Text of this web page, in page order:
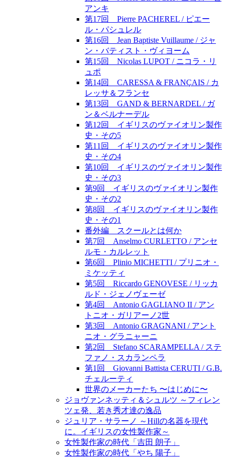
アンキ
第17回 Pierre PACHEREL / ピエー
ル・パシュレル
第16回 Jean Baptiste Vuillaume / ジャ
ン・バティスト・ヴィヨーム
第15回 Nicolas LUPOT / ニコラ・リ
ュポ
第14回 CARESSA & FRANÇAIS / カ
レッサ＆フランセ
第13回 GAND & BERNARDEL / ガ
ン＆ベルナーデル
第12回 イギリスのヴァイオリン製作
史・その5
第11回 イギリスのヴァイオリン製作
史・その4
第10回 イギリスのヴァイオリン製作
史・その3
第9回 イギリスのヴァイオリン製作
史・その2
第8回 イギリスのヴァイオリン製作
史・その1
番外編 スクールとは何か
第7回 Anselmo CURLETTO / アンセ
ルモ・カルレット
第6回 Plinio MICHETTI / プリニオ・
ミケッティ
第5回 Riccardo GENOVESE / リッカ
ルド・ジェノヴェーゼ
第4回 Antonio GAGLIANO II / アン
トニオ・ガリアーノ2世
第3回 Antonio GRAGNANI / アント
ニオ・グラニャーニ
第2回 Stefano SCARAMPELLA / ステ
ファノ・スカランペラ
第1回 Giovanni Battista CERUTI / G.B.
チェルーティ
世界のメーカーたち 〜はじめに〜
ジョヴァンネッティ＆シュルツ ～フィレン
ツェ発、若き秀才達の逸品
ジュリア・サラーノ ～Hillの名器を現代
に。イギリスの女性製作家～
女性製作家の時代「吉田 朗子」
女性製作家の時代「やち 陽子」